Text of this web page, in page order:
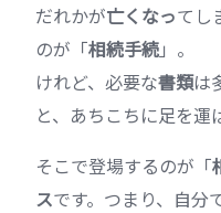
だれかが亡くなってし
のが「相続手続」。
けれど、必要な書類は
と、あちこちに足を運
そこで登場するのが「
スです。つまり、自分